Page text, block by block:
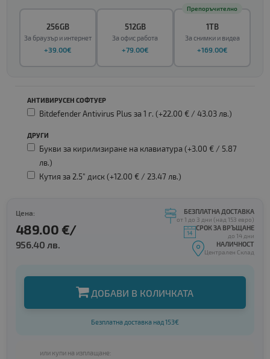
256GB
За браузър и интернет
+39.00€
512GB
За офис работа
+79.00€
1TB
За снимки и видеа
+169.00€
Препоръчително
АНТИВИРУСЕН СОФТУЕР
Bitdefender Antivirus Plus за 1 г. (+22.00 € / 43.03 лв.)
ДРУГИ
Букви за кирилизиране на клавиатура (+3.00 € / 5.87
лв.)
Кутия за 2.5" диск (+12.00 € / 23.47 лв.)
Цена:
489.00 €/
956.40 лв.
БЕЗПЛАТНА ДОСТАВКА
от 1 до 3 дни (над 153 евро)
СРОК ЗА ВРЪЩАНЕ
до 14 дни
НАЛИЧНОСТ
Централен Склад
ДОБАВИ В КОЛИЧКАТА
Безплатна доставка над 153€
или купи на изплащане: